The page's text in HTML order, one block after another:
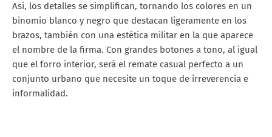
Así, los detalles se simplifican, tornando los colores en un
binomio blanco y negro que destacan ligeramente en los
brazos, también con una estética militar en la que aparece
el nombre de la firma. Con grandes botones a tono, al igual
que el forro interior, será el remate casual perfecto a un
conjunto urbano que necesite un toque de irreverencia e
informalidad.